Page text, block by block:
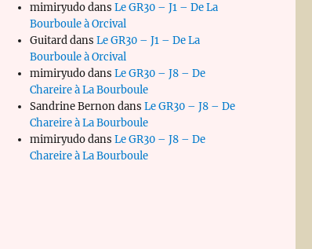
mimiryudodansLe GR30 – J1 – De La
Bourboule à Orcival
GuitarddansLe GR30 – J1 – De La
Bourboule à Orcival
mimiryudodansLe GR30 – J8 – De
Chareire à La Bourboule
Sandrine BernondansLe GR30 – J8 – De
Chareire à La Bourboule
mimiryudodansLe GR30 – J8 – De
Chareire à La Bourboule